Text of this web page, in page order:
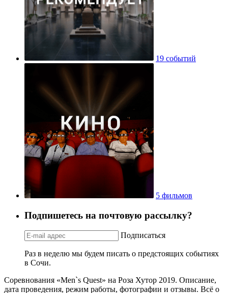
19 событий
5 фильмов
Подпишетесь на почтовую рассылку?
Подписаться
Раз в неделю мы будем писать о предстоящих событиях
в Сочи.
Соревнования «Men`s Quest» на Роза Хутор 2019. Описание,
дата проведения, режим работы, фотографии и отзывы. Всё о